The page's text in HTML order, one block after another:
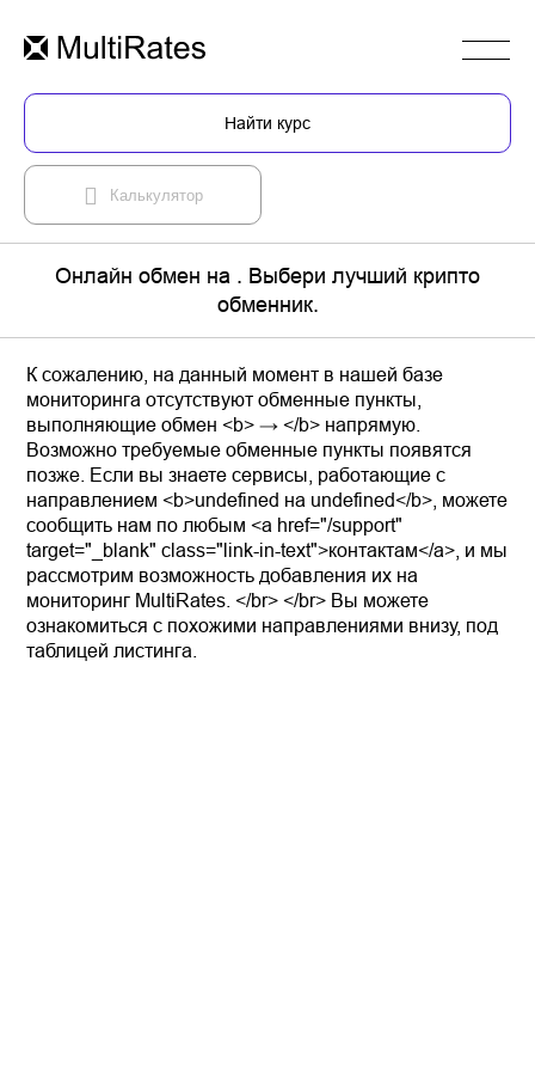
Найти курс
Калькулятор
Онлайн обмен на . Выбери лучший крипто
обменник.
К сожалению, на данный момент в нашей базе
мониторинга отсутствуют обменные пункты,
выполняющие обмен <b> → </b> напрямую.
Возможно требуемые обменные пункты появятся
позже. Если вы знаете сервисы, работающие с
направлением <b>undefined на undefined</b>, можете
сообщить нам по любым <a href="/support"
target="_blank" class="link-in-text">контактам</a>, и мы
рассмотрим возможность добавления их на
мониторинг MultiRates. </br> </br> Вы можете
ознакомиться с похожими направлениями внизу, под
таблицей листинга.